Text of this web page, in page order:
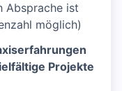
Absprache ist
möglich)
Projekte